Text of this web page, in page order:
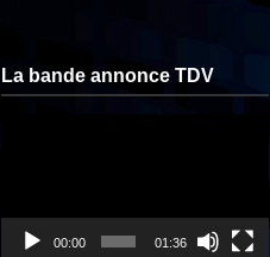
La bande annonce TDV
00:00 01:36